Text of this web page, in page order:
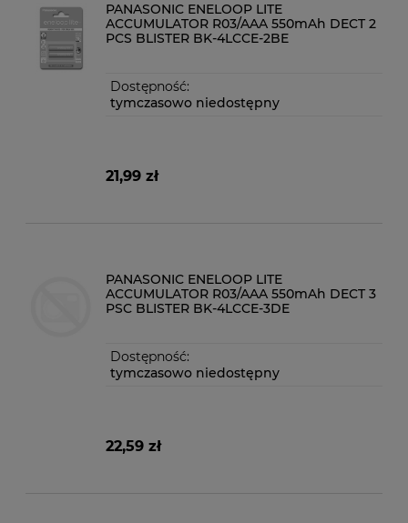
PANASONIC ENELOOP LITE
ACCUMULATOR R03/AAA 550mAh DECT 2
PCS BLISTER BK-4LCCE-2BE
Dostępność:
tymczasowo niedostępny
21,99 zł
PANASONIC ENELOOP LITE
ACCUMULATOR R03/AAA 550mAh DECT 3
PSC BLISTER BK-4LCCE-3DE
Dostępność:
tymczasowo niedostępny
22,59 zł